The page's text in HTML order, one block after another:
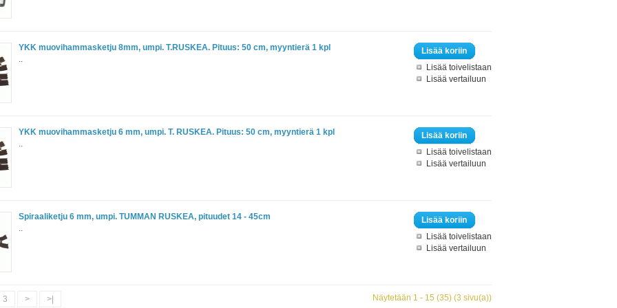
Lisää koriin
Lisää toivelistaan
Lisää vertailuun
YKK muovihammasketju 8mm, umpi. T.RUSKEA. Pituus: 50 cm, myyntierä 1 kpl
..
Lisää koriin
Lisää toivelistaan
Lisää vertailuun
YKK muovihammasketju 6 mm, umpi. T. RUSKEA. Pituus: 50 cm, myyntierä 1 kpl
..
Lisää koriin
Lisää toivelistaan
Lisää vertailuun
Spiraaliketju 6 mm, umpi. TUMMAN RUSKEA, pituudet 14 - 45cm
..
3 > >| Näytetään 1 - 15 (35) (3 sivu(a))